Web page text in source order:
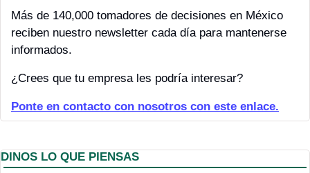
Más de 140,000 tomadores de decisiones en México
reciben nuestro newsletter cada día para mantenerse
informados.
¿Crees que tu empresa les podría interesar?
Ponte en contacto con nosotros con este enlace.
DINOS LO QUE PIENSAS